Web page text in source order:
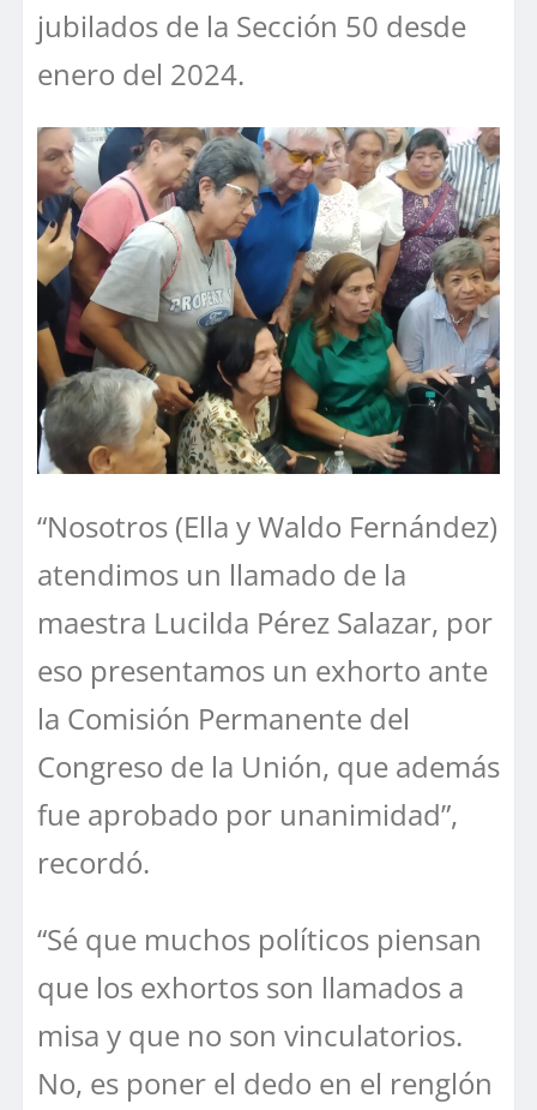
jubilados de la Sección 50 desde
enero del 2024.
“Nosotros (Ella y Waldo Fernández)
atendimos un llamado de la
maestra Lucilda Pérez Salazar, por
eso presentamos un exhorto ante
la Comisión Permanente del
Congreso de la Unión, que además
fue aprobado por unanimidad”,
recordó.
“Sé que muchos políticos piensan
que los exhortos son llamados a
misa y que no son vinculatorios.
No, es poner el dedo en el renglón